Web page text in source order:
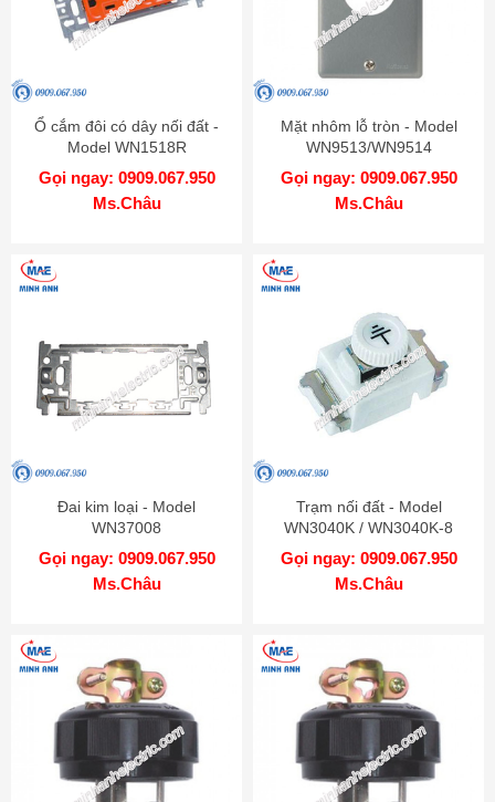
Ổ cắm đôi có dây nối đất -
Model WN1518R
Gọi ngay: 0909.067.950
Ms.Châu
Mặt nhôm lỗ tròn - Model
WN9513/WN9514
Gọi ngay: 0909.067.950
Ms.Châu
Đai kim loại - Model
WN37008
Gọi ngay: 0909.067.950
Ms.Châu
Trạm nối đất - Model
WN3040K / WN3040K-8
Gọi ngay: 0909.067.950
Ms.Châu